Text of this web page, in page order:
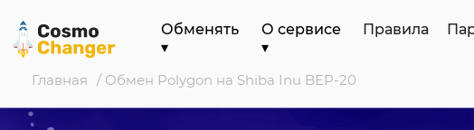
Обменять
▾
О сервисе
▾
Правила
Главная / Обмен Polygon на Shiba Inu BEP-20